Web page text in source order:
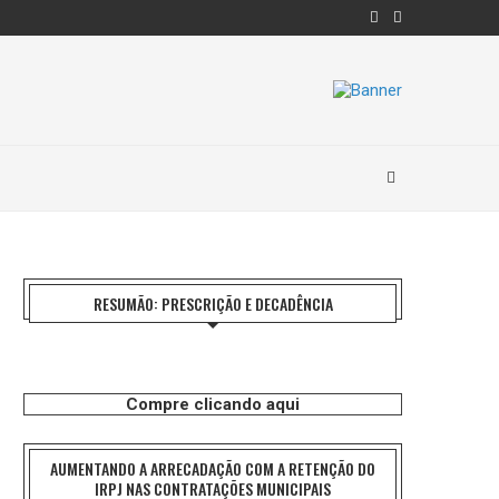
RESUMÃO: PRESCRIÇÃO E DECADÊNCIA
Compre clicando aqui
AUMENTANDO A ARRECADAÇÃO COM A RETENÇÃO DO
IRPJ NAS CONTRATAÇÕES MUNICIPAIS